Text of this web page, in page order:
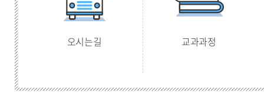
오시는길 교과과정